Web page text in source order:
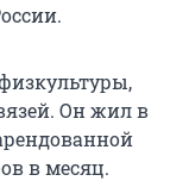
Он жил в
в месяц.